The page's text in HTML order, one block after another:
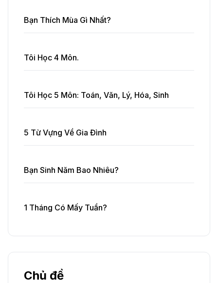
Bạn Thích Mùa Gì Nhất?
Tôi Học 4 Môn.
Tôi Học 5 Môn: Toán, Văn, Lý, Hóa, Sinh
5 Từ Vựng Về Gia Đình
Bạn Sinh Năm Bao Nhiêu?
1 Tháng Có Mấy Tuần?
Chủ đề